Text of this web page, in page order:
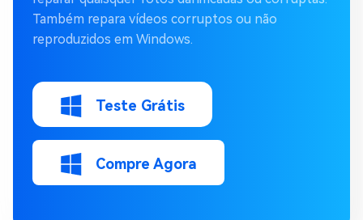
Também repara vídeos corruptos ou não
reproduzidos em Windows.
Teste Grátis
Compre Agora